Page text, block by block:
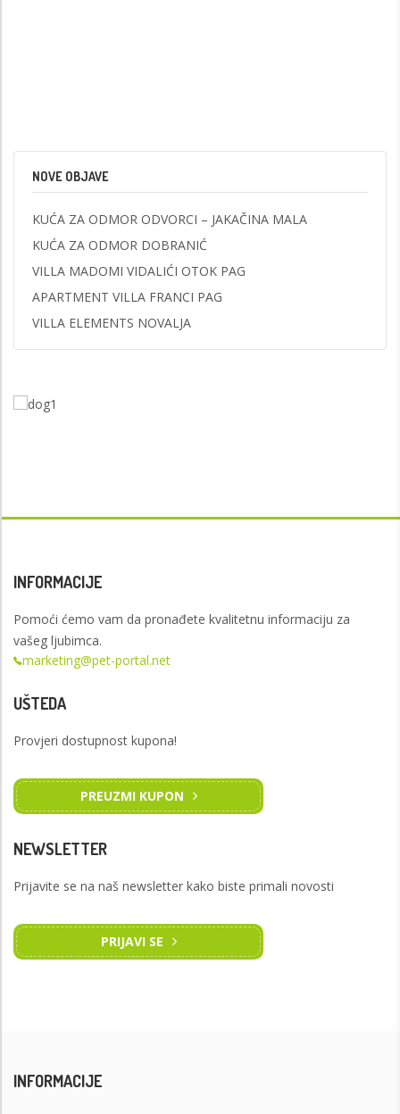
NOVE OBJAVE
KUĆA ZA ODMOR ODVORCI – JAKAČINA MALA
KUĆA ZA ODMOR DOBRANIĆ
VILLA MADOMI VIDALIĆI OTOK PAG
APARTMENT VILLA FRANCI PAG
VILLA ELEMENTS NOVALJA
INFORMACIJE
Pomoći ćemo vam da pronađete kvalitetnu informaciju za
vašeg ljubimca.
marketing@pet-portal.net
UŠTEDA
Provjeri dostupnost kupona!
PREUZMI KUPON
NEWSLETTER
Prijavite se na naš newsletter kako biste primali novosti
PRIJAVI SE
INFORMACIJE